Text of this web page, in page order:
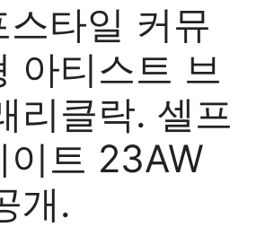
스타일 커뮤
아티스트 브
리클락. 셀프
이트 23AW
개.